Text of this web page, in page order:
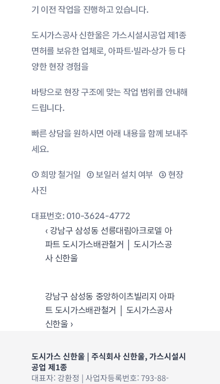
기 이전 작업을 진행하고 있습니다.
도시가스공사 신한울은 가스시설시공업 제1종
면허를 보유한 업체로, 아파트·빌라·상가 등 다
양한 현장 경험을
바탕으로 현장 구조에 맞는 작업 범위를 안내해
드립니다.
빠른 상담을 원하시면 아래 내용을 함께 보내주
세요.
① 희망 철거일   ② 보일러 설치 여부   ③ 현장
사진
대표번호: 010-3624-4772
‹ 강남구 삼성동 선릉대림아크로델 아
파트 도시가스배관철거 │ 도시가스공
사 신한울
강남구 삼성동 중앙하이츠빌리지 아파
트 도시가스배관철거 │ 도시가스공사
신한울 ›
도시가스 신한울 | 주식회사 신한울, 가스시설시
공업 제1종
대표자: 강환정 | 사업자등록번호: 793-88-